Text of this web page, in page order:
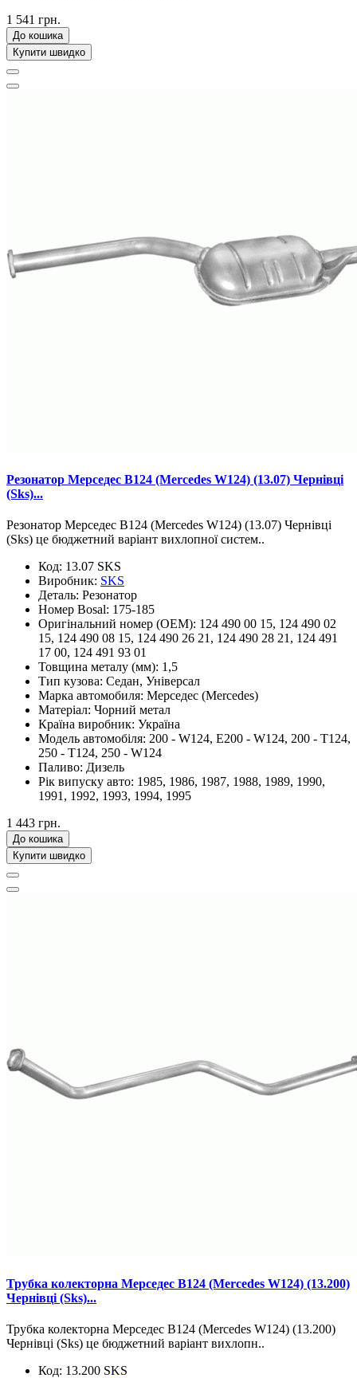
1 541 грн.
До кошика
Купити швидко
Резонатор Мерседес В124 (Mercedes W124) (13.07) Чернівці
(Sks)...
Резонатор Мерседес В124 (Mercedes W124) (13.07) Чернівці
(Sks) це бюджетний варіант вихлопної систем..
Код: 13.07 SKS
Виробник: SKS
Деталь: Резонатор
Номер Bosal: 175-185
Оригінальний номер (OEM): 124 490 00 15, 124 490 02
15, 124 490 08 15, 124 490 26 21, 124 490 28 21, 124 491
17 00, 124 491 93 01
Товщина металу (мм): 1,5
Тип кузова: Седан, Універсал
Марка автомобиля: Мерседес (Mercedes)
Матеріал: Чорний метал
Країна виробник: Україна
Модель автомобіля: 200 - W124, E200 - W124, 200 - T124,
250 - T124, 250 - W124
Паливо: Дизель
Рік випуску авто: 1985, 1986, 1987, 1988, 1989, 1990,
1991, 1992, 1993, 1994, 1995
1 443 грн.
До кошика
Купити швидко
Трубка колекторна Мерседес В124 (Mercedes W124) (13.200)
Чернівці (Sks)...
Трубка колекторна Мерседес В124 (Mercedes W124) (13.200)
Чернівці (Sks) це бюджетний варіант вихлопн..
Код: 13.200 SKS